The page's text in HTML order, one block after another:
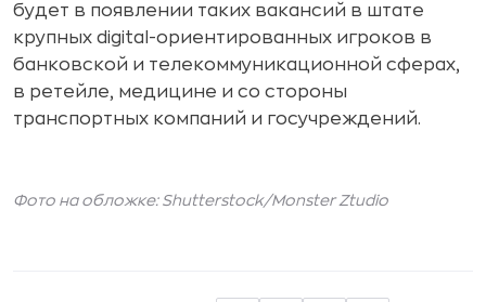
будет в появлении таких вакансий в штате
крупных digital-ориентированных игроков в
банковской и телекоммуникационной сферах,
в ретейле, медицине и со стороны
транспортных компаний и госучреждений.
Фото на обложке: Shutterstock/Monster Ztudio